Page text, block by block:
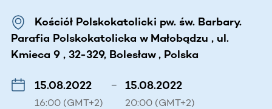
Kościół Polskokatolicki pw. św. Barbary.
Parafia Polskokatolicka w Małobądzu , ul.
Kmieca 9 , 32-329, Bolesław , Polska
15.08.2022
16:00 (GMT+2)
– 15.08.2022
20:00 (GMT+2)